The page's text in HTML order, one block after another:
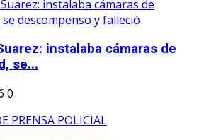
instalaba cámaras de
se...
0